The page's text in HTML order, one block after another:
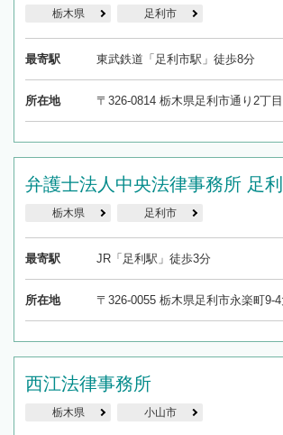
栃木県 足利市
最寄駅 東武鉄道「足利市駅」徒歩8分
所在地 〒326-0814 栃木県足利市通り2丁
弁護士法人中央法律事務所 足
栃木県 足利市
最寄駅 JR「足利駅」徒歩3分
所在地 〒326-0055 栃木県足利市永楽町9-
西江法律事務所
栃木県 小山市